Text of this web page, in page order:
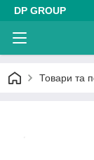
DP GROUP
Товари та